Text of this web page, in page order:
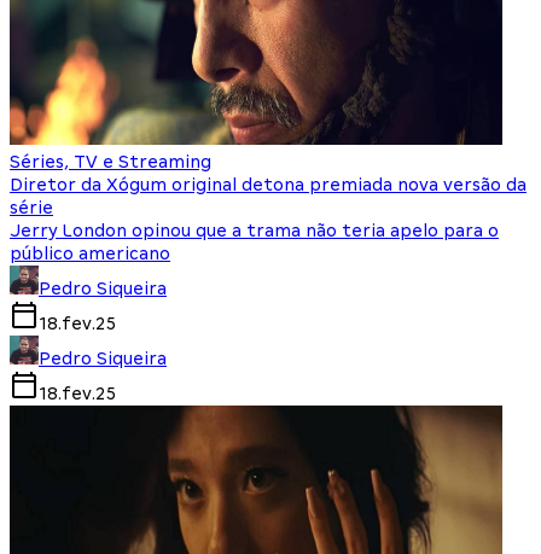
Séries, TV e Streaming
Diretor da Xógum original detona premiada nova versão da
série
Jerry London opinou que a trama não teria apelo para o
público americano
Pedro Siqueira
18.fev.25
Pedro Siqueira
18.fev.25